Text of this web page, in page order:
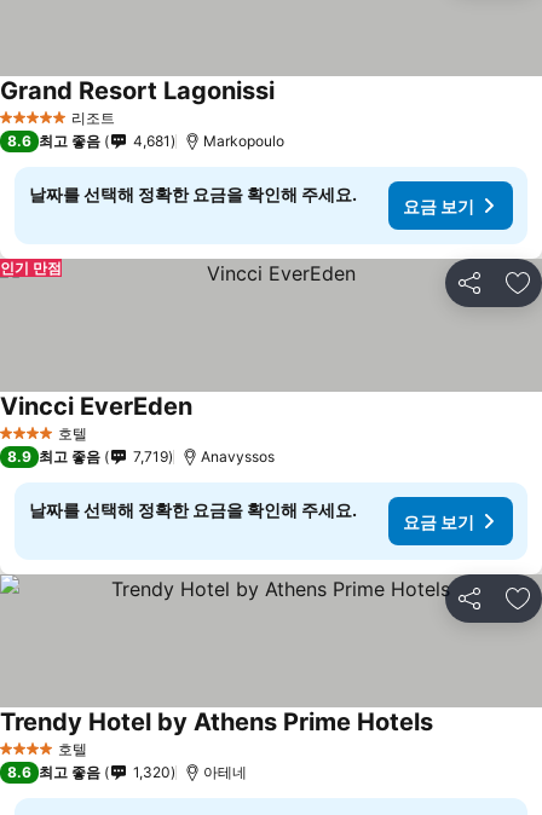
5 성급 리조트
Grand Resort Lagonissi
8.6 최고 좋음 4,681 Markopoulo
날짜를 선택해 정확한 요금을 확인해 주세요.
요금 보기
공유 즐
인기 만점
4 성급 호텔
Vincci EverEden
8.9 최고 좋음 7,719 Anavyssos
날짜를 선택해 정확한 요금을 확인해 주세요.
요금 보기
공유 즐
4 성급 호텔
Trendy Hotel by Athens Prime Hotels
8.6 최고 좋음 1,320 아테네